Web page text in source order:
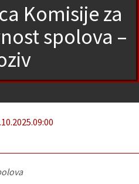
Komisije za
spolova –
09:00